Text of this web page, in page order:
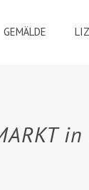
GEMÄLDE
in